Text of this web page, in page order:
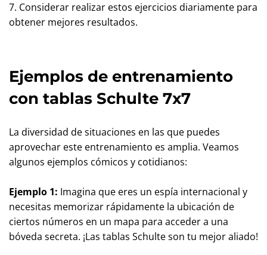
7. Considerar realizar estos ejercicios diariamente para
obtener mejores resultados.
Ejemplos de entrenamiento
con tablas Schulte 7x7
La diversidad de situaciones en las que puedes
aprovechar este entrenamiento es amplia. Veamos
algunos ejemplos cómicos y cotidianos:
Ejemplo 1: Imagina que eres un espía internacional y
necesitas memorizar rápidamente la ubicación de
ciertos números en un mapa para acceder a una
bóveda secreta. ¡Las tablas Schulte son tu mejor aliado!